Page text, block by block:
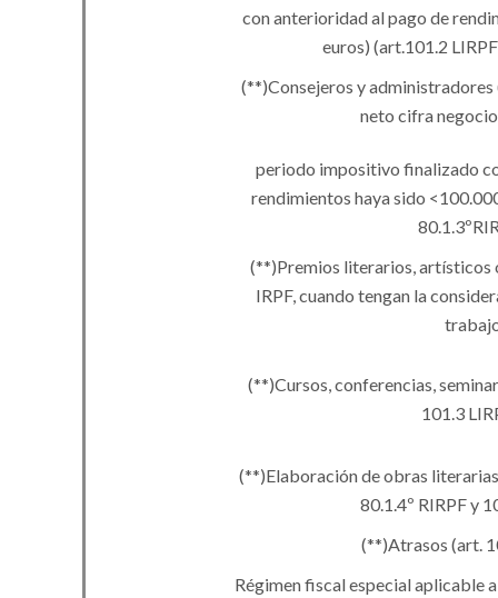
con anterioridad al pago de
euros) (art.101.2
(**)Consejeros y
neto cifra
periodo impositivo finalizado
rendimientos haya sido
(**)Premios literarios, artísticos
IRPF, cuando tengan la
(**)Cursos, conferencias,
101.3
(**)Elaboración de obras
80.1.4º RIRPF y
(**)Atrasos (art.
Régimen fiscal especial aplicable